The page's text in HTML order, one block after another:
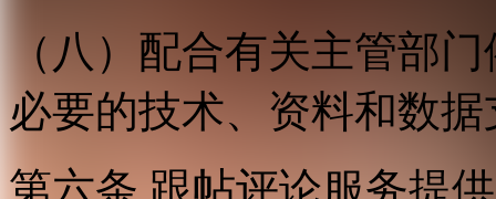
（八）配合有关主管部
必要的技术、资料和数
第六条 跟帖评论服务提